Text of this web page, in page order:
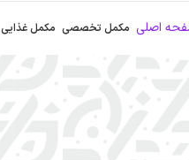
اصلی مکمل تخصصی مکمل غذایی